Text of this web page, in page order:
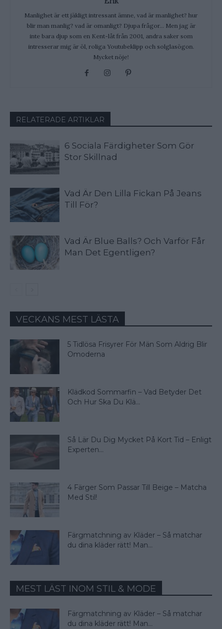
Manlighet är ett jäkligt intressant ämne, vad är manlighet? hur
blir man manlig? vad är omanligt? Djupa frågor... Men jag är
inte bara djup som en Kent-låt från 2001, andra saker som
intresserar mig är öl, roliga Youtubeklipp och solglasögon.
Mycket nöje!
RELATERADE ARTIKLAR
6 Sociala Färdigheter Som Gör
Stor Skillnad
Vad Är Den Lilla Fickan På Jeans
Till För?
Vad Är Blue Balls? Och Varför Får
Man Det Egentligen?
VECKANS MEST LÄSTA
5 Tidlösa Frisyrer För Män Som Aldrig Blir
Omoderna
Klädkod Sommarfin – Vad Betyder Det
Och Hur Ska Du Klä...
Så Lär Du Dig Mycket På Kort Tid – Enligt
Experten...
4 Färger Som Passar Till Beige – Matcha
Med Stil!
Färgmatchning av Kläder – Så matchar
du dina kläder rätt! Man...
MEST LÄST INOM STIL & MODE
Färgmatchning av Kläder – Så matchar
du dina kläder rätt! Man...